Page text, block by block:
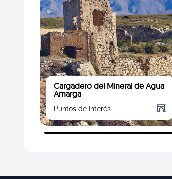
Cargadero del Mineral de Agua
Amarga
Puntos de Interés